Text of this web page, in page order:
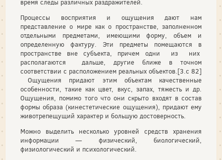
время следы различных раздражителей.
Процессы восприятия и ощущения дают нам
представление о мире как о пространстве, заполненном
отдельными предметами, имеющими форму, объем и
определенную фактуру. Эти предметы помещаются в
пространстве вне субъекта, причем одни из них
располагаются дальше, другие ближе в точном
соответствии с расположением реальных объектов.[3.c 82]
Ощущения придают этим объектам качественные
особенности, такие как цвет, вкус, запах, тяжесть и др.
Ощущения, помимо того что они скрыто входят в состав
формы образа (кинестетические ощущения), придают ему
животрепещущий характер и большую достоверность.
Можно выделить несколько уровней средств хранения
информации — физи­ческий, биологический,
физиологический и психологический.